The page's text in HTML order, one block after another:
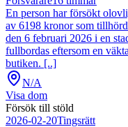
En person har försökt
av 6198 kronor som
den 6 februari 2026 i en
fullbordas eftersom en
butiken. [..]
N/A
Visa dom
Försök till stöld
2026-02-20Tingsrätt